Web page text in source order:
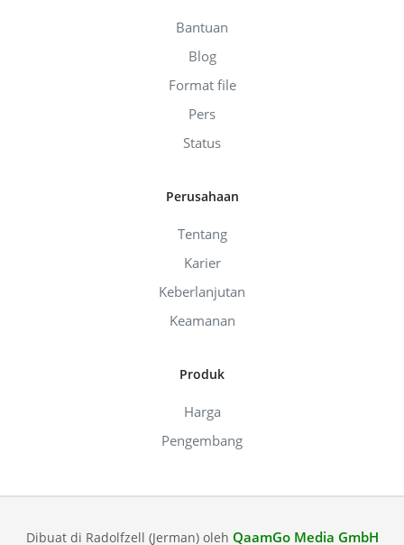
Bantuan
Blog
Format file
Pers
Status
Perusahaan
Tentang
Karier
Keberlanjutan
Keamanan
Produk
Harga
Pengembang
Dibuat di Radolfzell (Jerman) oleh QaamGo Media GmbH